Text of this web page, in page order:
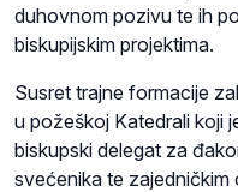
duhovnom pozivu te ih
biskupijskim projektima.
Susret trajne formacije
u požeškoj Katedrali koji
biskupski delegat za
svećenika te